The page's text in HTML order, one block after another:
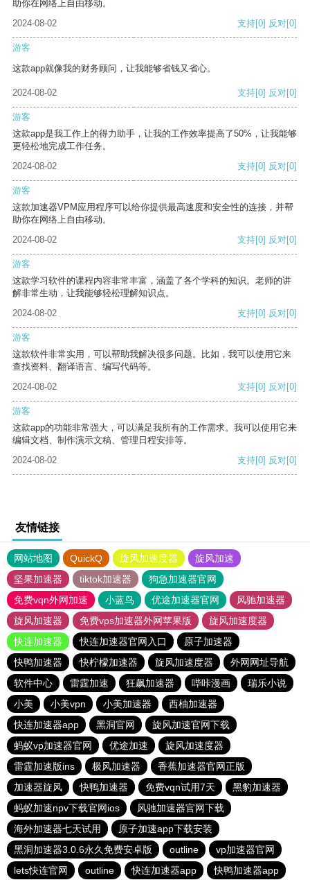
助你在网络上自由移动。
2024-08-02
支持[0] 反对[0]
游客
这款app就像我的财务顾问，让我能够省钱又省心。
2024-08-02 支持[0] 反对[0]
游客
这款app是我工作上的得力助手，让我的工作效率提高了50%，让我能够
更轻松地完成工作任务。
2024-08-02
支持[0] 反对[0]
游客
这款加速器VPM应用程序可以给你提供最高速度和安全性的连接，并帮
助你在网络上自由移动。
2024-08-02
支持[0] 反对[0]
游客
这款学习软件的课程内容非常丰富，涵盖了各个学科的知识。老师的讲
解非常生动，让我能够轻松理解知识点。
2024-08-02
支持[0] 反对[0]
游客
这款软件非常实用，可以帮助我解决很多问题。比如，我可以使用它来
查找资料、翻译语言、编写代码等。
2024-08-02
支持[0] 反对[0]
游客
这款app的功能非常强大，可以满足我所有的工作需求。我可以使用它来
编辑文档、制作演示文稿、管理日程安排等。
2024-08-02
支持[0] 反对[0]
友情链接
网站地图 QuickQ 旋风加速度器
旋风加速
坚果加速器
tiktok加速器
狗急加速器官网
免费vqn外网加速
小蓝鸟 优途加速器官网
风驰加速器
旋风加速器
免费vps加速器外网苹果版
旋风加速度器
快连加速器
快连加速器官网入口
原子加速器
快鸭加速器
快柠檬加速器 旋风加速度器
外网网址导航
软件中心
雷霆加速 狂飙加速器 哔咔漫画
瑞乐小说
小美
小美vpn 小美加速器
西柚加速器
快连加速器app
黑洞官网
旋风加速官网下载
蚂蚁vp加速器官网
优途加速
旋风加速度器
雷霆加速版ins
极风加速器
香蕉加速器官网正版
加速器旋风
快鸭加速器 免费vqn试用7天
黑豹加速器
蚂蚁加速npv下载官网ios
风驰加速器官网下载
海外加速器七天试用
原子加速app下载安装
黑洞加速器3.0.6永久免费安卓版
outline
vp加速器官网
lets快连官网
outline 快连加速器app 快鸭加速器app